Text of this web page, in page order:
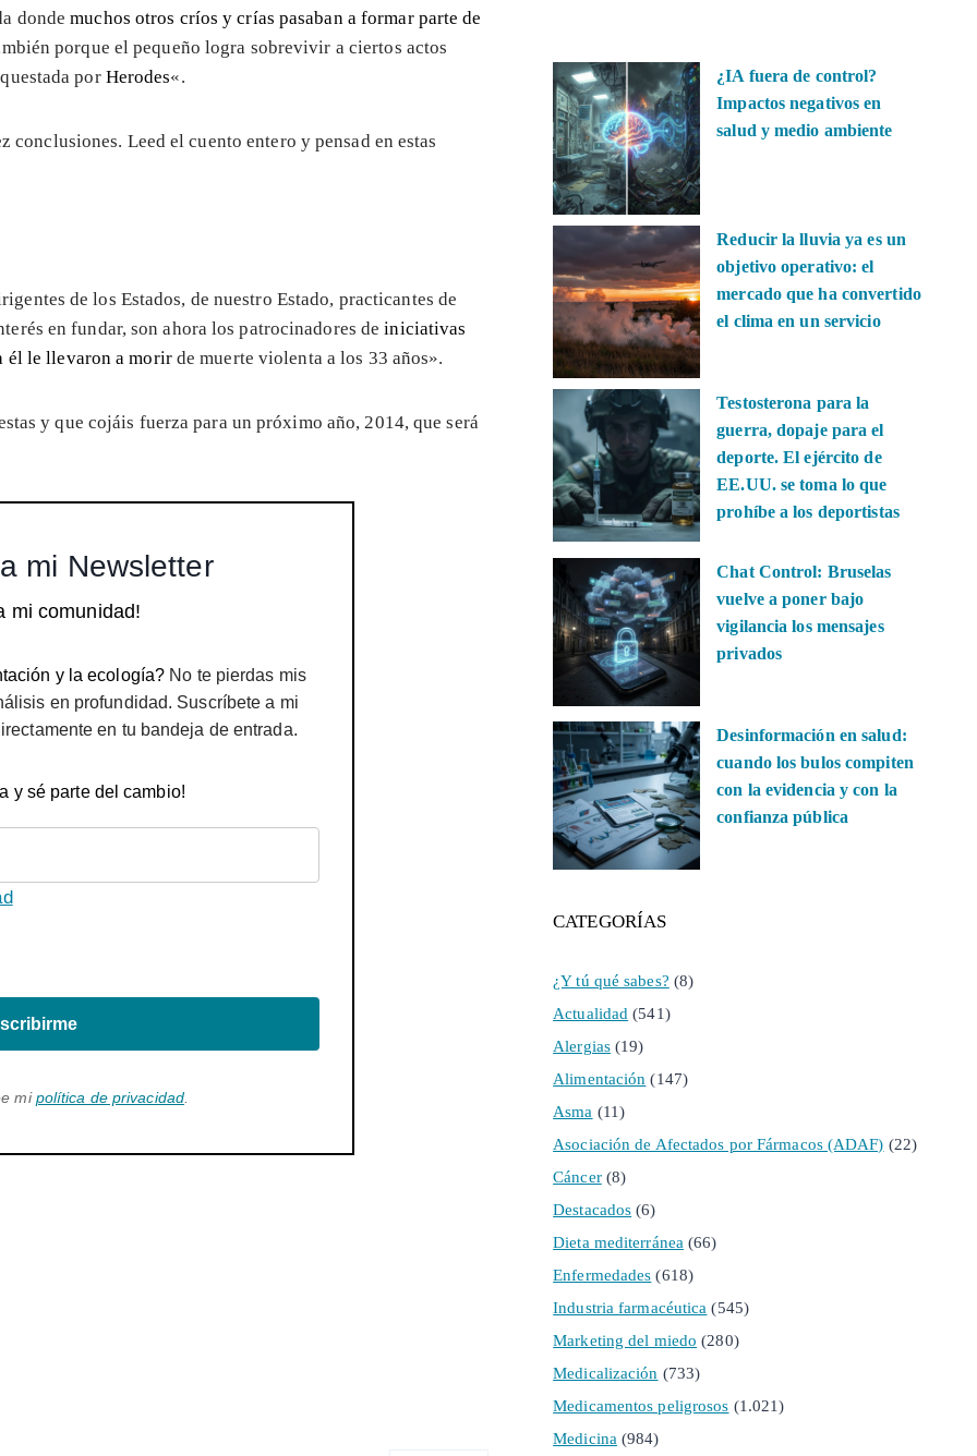
dondemuchos otros críos y crías pasaban a formar parte de
porque el pequeño logra sobrevivir a ciertos actos
por Herodes«.
conclusiones. Leed el cuento entero y pensad en estas
de los Estados, de nuestro Estado, practicantes de
en fundar, son ahora los patrocinadores de iniciativas
él le llevaron a morirde muerte violenta a los 33 años».
y que cojáis fuerza para un próximo año, 2014, que será
mi Newsletter
mi comunidad!
y la ecología? No te pierdas mis
en profundidad. Suscríbete a mi
en tu bandeja de entrada.
y sé parte del cambio!
mipolítica de privacidad
¿IA fuera de control?
Impactos negativos en
salud y medio ambiente
Reducir la lluvia ya es un
objetivo operativo: el
mercado que ha convertido
el clima en un servicio
Testosterona para la
guerra, dopaje para el
deporte. El ejército de
EE.UU. se toma lo que
prohíbe a los deportistas
Chat Control: Bruselas
vuelve a poner bajo
vigilancia los mensajes
privados
Desinformación en salud:
cuando los bulos compiten
con la evidencia y con la
confianza pública
CATEGORÍAS
¿Y tú qué sabes? (8)
Actualidad (541)
Alergias(19)
Alimentación (147)
Asma (11)
Asociación de Afectados por Fármacos (ADAF) (22)
Cáncer(8)
Destacados (6)
Dieta mediterránea (66)
Enfermedades (618)
Industria farmacéutica (545)
Marketing del miedo (280)
Medicalización (733)
Medicamentos peligrosos (1.021)
Medicina (984)